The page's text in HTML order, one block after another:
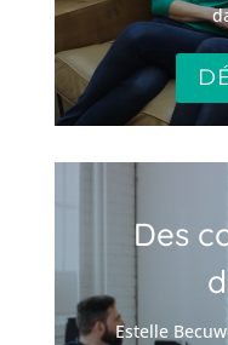
Des
Estelle